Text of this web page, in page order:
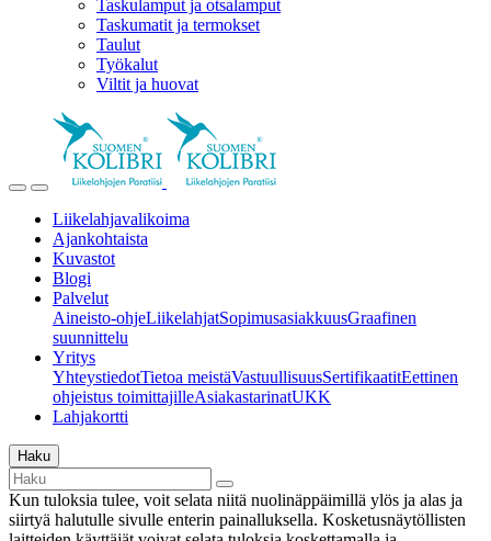
Taskulamput ja otsalamput
Taskumatit ja termokset
Taulut
Työkalut
Viltit ja huovat
Liikelahjavalikoima
Ajankohtaista
Kuvastot
Blogi
Palvelut
Aineisto-ohjeLiikelahjatSopimusasiakkuusGraafinen
suunnittelu
Yritys
YhteystiedotTietoa meistäVastuullisuusSertifikaatitEettinen
ohjeistus toimittajilleAsiakastarinatUKK
Lahjakortti
Haku
Kun tuloksia tulee, voit selata niitä nuolinäppäimillä ylös ja alas ja
siirtyä halutulle sivulle enterin painalluksella. Kosketusnäytöllisten